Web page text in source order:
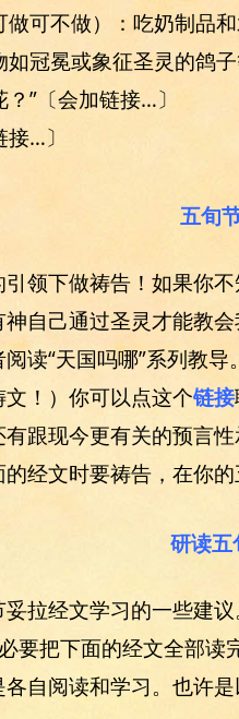
可不做）：吃奶制品
冠冕或象征圣灵的鸽
”〔会加链接…〕
…〕
五旬
领下做祷告！如果你
自己通过圣灵才能教
读“天国吗哪”系列教
！）你可以点这个链接
跟现今更有关的预言
经文时要祷告，在你
研读五
拉经文学习的一些建
要把下面的经文全部
自阅读和学习。也许